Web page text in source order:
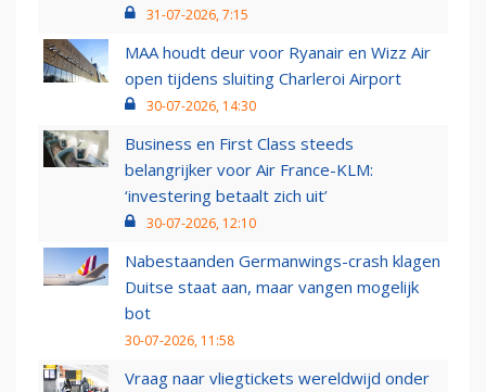
31-07-2026, 7:15
MAA houdt deur voor Ryanair en Wizz Air
open tijdens sluiting Charleroi Airport
30-07-2026, 14:30
Business en First Class steeds
belangrijker voor Air France-KLM:
‘investering betaalt zich uit’
30-07-2026, 12:10
Nabestaanden Germanwings-crash klagen
Duitse staat aan, maar vangen mogelijk
bot
30-07-2026, 11:58
Vraag naar vliegtickets wereldwijd onder